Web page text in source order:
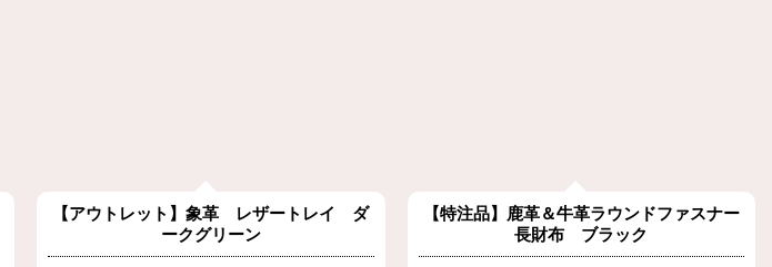
【特注品】鹿革＆牛革ラウンドファスナー
長財布 ブラック
【広島ジビエレザー】小さいのに頼れる。
職人仕立ての天然鹿革ミニマム財布
牛革]